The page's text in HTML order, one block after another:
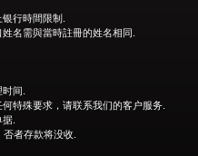
行時間限制.
名需與當時註冊的姓名相同.
间.
特殊要求，请联系我们的客户服务.
.
者存款将没收.